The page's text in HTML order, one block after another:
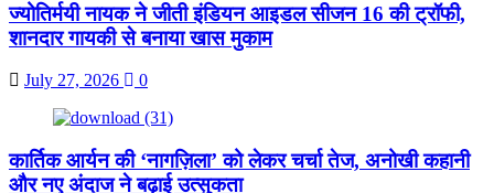
ज्योतिर्मयी नायक ने जीती इंडियन आइडल सीजन 16 की ट्रॉफी,
शानदार गायकी से बनाया खास मुकाम
July 27, 2026 0
कार्तिक आर्यन की ‘नागज़िला’ को लेकर चर्चा तेज, अनोखी कहानी
और नए अंदाज ने बढ़ाई उत्सुकता